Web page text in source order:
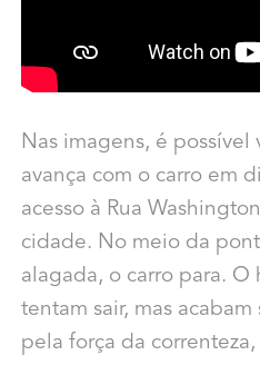
Nas imagens, é possível
avança com o carro em
acesso à Rua
cidade. No meio da
alagada, o carro para. O
tentam sair, mas
pela força da